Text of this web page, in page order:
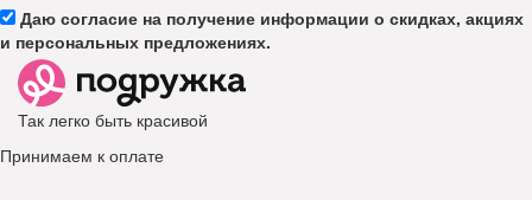
Даю согласие на получение информации о скидках, акциях
и персональных предложениях.
Так легко быть красивой
Принимаем к оплате